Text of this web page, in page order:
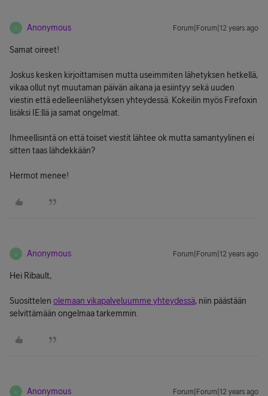
A Anonymous Forum|Forum|12 years ago
Samat oireet!
Joskus kesken kirjoittamisen mutta useimmiten lähetyksen hetkellä,
vikaa ollut nyt muutaman päivän aikana ja esiintyy sekä uuden
viestin että edelleenlähetyksen yhteydessä. Kokeilin myös Firefoxin
lisäksi IE:llä ja samat ongelmat.
Ihmeellisintä on että toiset viestit lähtee ok mutta samantyylinen ei
sitten taas lähdekkään?
Hermot menee!
A Anonymous Forum|Forum|12 years ago
Hei Ribault,
Suosittelen olemaan vikapalveluumme yhteydessä, niin päästään
selvittämään ongelmaa tarkemmin.
A Anonymous Forum|Forum|12 years ago